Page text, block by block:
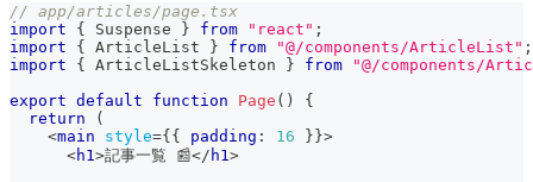
// app/articles/page.tsx
import
{ Suspense } from "react" ;
import
{ ArticleList } from "@/components/ArticleList" ;
import
{ ArticleListSkeleton } from
"@/components/
export default function Page ( )
{
return
(
<main style={{ padding : 16 }}>
<h1 >記事一覧 📰</ h1 >